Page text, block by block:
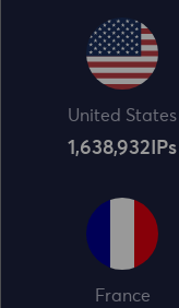
United States
1,638,932 IPs
France